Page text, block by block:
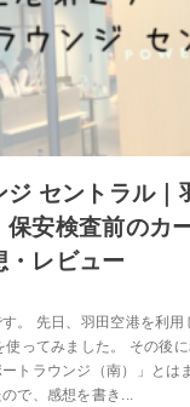
ジ セントラル｜
保安検査前のカ
・レビュー
。 先日、羽田空港を利用
使ってみました。 その後
トラウンジ（南）」とは
で、感想を書き...